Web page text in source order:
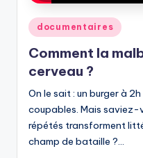
Posted
in
documentaires
Comment la
cerveau ?
On le sait : un burger à
coupables. Mais
répétés transforment
champ de bataille ?…